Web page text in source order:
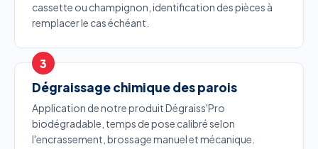
cassette ou champignon, identification des pièces à
remplacer le cas échéant.
Dégraissage chimique des parois
Application de notre produit Dégraiss'Pro
biodégradable, temps de pose calibré selon
l'encrassement, brossage manuel et mécanique.